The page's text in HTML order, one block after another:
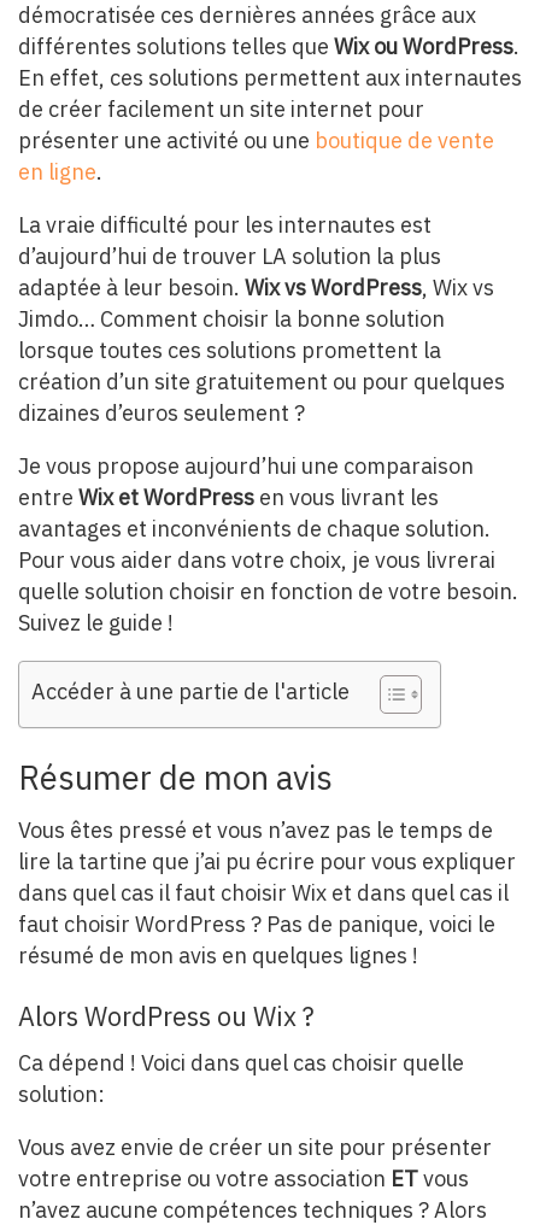
démocratisée ces dernières années grâce aux
différentes solutions telles que Wix ou WordPress.
En effet, ces solutions permettent aux internautes
de créer facilement un site internet pour
présenter une activité ou une boutique de vente
en ligne.
La vraie difficulté pour les internautes est
d’aujourd’hui de trouver LA solution la plus
adaptée à leur besoin. Wix vs WordPress, Wix vs
Jimdo… Comment choisir la bonne solution
lorsque toutes ces solutions promettent la
création d’un site gratuitement ou pour quelques
dizaines d’euros seulement ?
Je vous propose aujourd’hui une comparaison
entre Wix et WordPress en vous livrant les
avantages et inconvénients de chaque solution.
Pour vous aider dans votre choix, je vous livrerai
quelle solution choisir en fonction de votre besoin.
Suivez le guide !
Accéder à une partie de l'article
Résumer de mon avis
Vous êtes pressé et vous n’avez pas le temps de
lire la tartine que j’ai pu écrire pour vous expliquer
dans quel cas il faut choisir Wix et dans quel cas il
faut choisir WordPress ? Pas de panique, voici le
résumé de mon avis en quelques lignes !
Alors WordPress ou Wix ?
Ca dépend ! Voici dans quel cas choisir quelle
solution:
Vous avez envie de créer un site pour présenter
votre entreprise ou votre association ETvous
n’avez aucune compétences techniques ? Alors